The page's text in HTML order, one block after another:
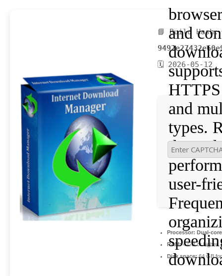
📘 Build Hash:
🗓 2026-05-12
Processor: Dual-
RAM:4 GB or higher
Disk space:64 GB
and
and
types.
user-